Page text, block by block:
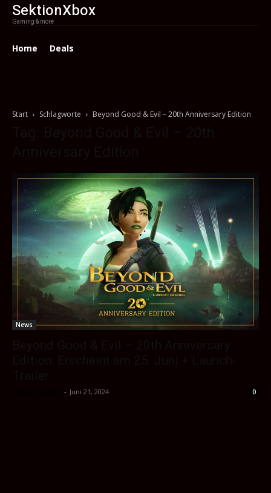
SektionXbox
Gaming & more
Home Deals
Start Schlagworte Beyond Good & Evil – 20th Anniversary Edition
News
- Juni 21, 2024 0